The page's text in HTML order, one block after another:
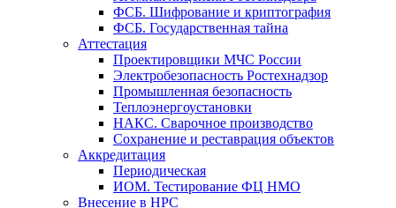
ФСБ. Шифрование и криптография
ФСБ. Государственная тайна
Аттестация
Проектировщики МЧС России
Электробезопасность Ростехнадзор
Промышленная безопасность
Теплоэнергоустановки
НАКС. Сварочное производство
Сохранение и реставрация объектов
Аккредитация
Периодическая
ИОМ. Тестирование ФЦ НМО
Внесение в НРС